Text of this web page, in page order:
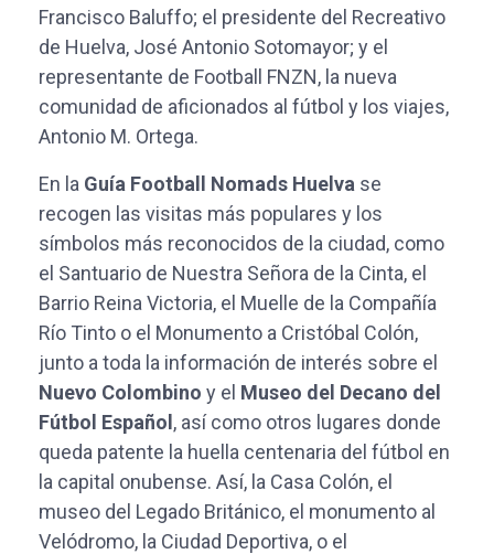
Francisco Baluffo; el presidente del Recreativo
de Huelva, José Antonio Sotomayor; y el
representante de Football FNZN, la nueva
comunidad de aficionados al fútbol y los viajes,
Antonio M. Ortega.
En la Guía Football Nomads Huelva se
recogen las visitas más populares y los
símbolos más reconocidos de la ciudad, como
el Santuario de Nuestra Señora de la Cinta, el
Barrio Reina Victoria, el Muelle de la Compañía
Río Tinto o el Monumento a Cristóbal Colón,
junto a toda la información de interés sobre el
Nuevo Colombino y el Museo del Decano del
Fútbol Español , así como otros lugares donde
queda patente la huella centenaria del fútbol en
la capital onubense. Así, la Casa Colón, el
museo del Legado Británico, el monumento al
Velódromo, la Ciudad Deportiva, o el